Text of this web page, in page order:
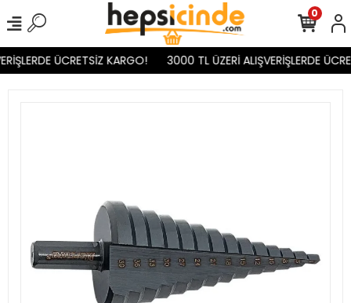
ÜCRETSİZ KARGO! 3000 TL ÜZERİ ALIŞVERİŞLERDE
0